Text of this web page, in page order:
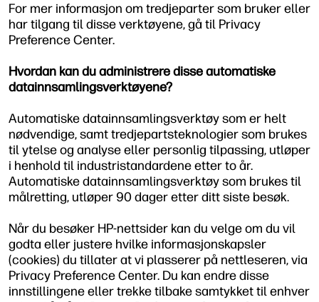
For mer informasjon om tredjeparter som bruker eller
har tilgang til disse verktøyene, gå til Privacy
Preference Center.
Hvordan kan du administrere disse automatiske
datainnsamlingsverktøyene?
Automatiske datainnsamlingsverktøy som er helt
nødvendige, samt tredjepartsteknologier som brukes
til ytelse og analyse eller personlig tilpassing, utløper
i henhold til industristandardene etter to år.
Automatiske datainnsamlingsverktøy som brukes til
målretting, utløper 90 dager etter ditt siste besøk.
Når du besøker HP-nettsider kan du velge om du vil
godta eller justere hvilke informasjonskapsler
(cookies) du tillater at vi plasserer på nettleseren, via
Privacy Preference Center. Du kan endre disse
innstillingene eller trekke tilbake samtykket til enhver